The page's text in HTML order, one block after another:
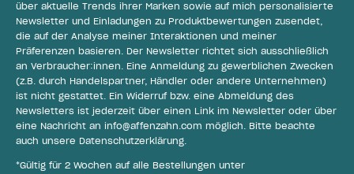
über aktuelle Trends ihrer Marken sowie auf mich personalisierte
Newsletter und Einladungen zu Produktbewertungen zusendet,
die auf der Analyse meiner Interaktionen und meiner
Präferenzen basieren. Der Newsletter richtet sich ausschließlich
an Verbraucher:innen. Eine Anmeldung zu gewerblichen Zwecken
(z.B. durch Handelspartner, Händler oder andere Unternehmen)
ist nicht gestattet. Ein Widerruf bzw. eine Abmeldung des
Newsletters ist jederzeit über einen Link im Newsletter oder über
eine Nachricht an info@affenzahn.com möglich. Bitte beachte
auch unsere Datenschutzerklärung.
*Gültig für 2 Wochen auf alle Bestellungen unter